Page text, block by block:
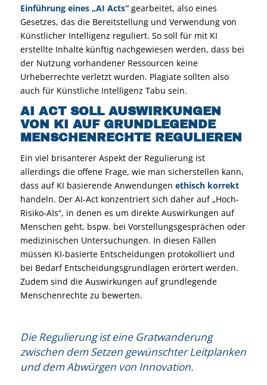
Einführung eines „AI Acts“gearbeitet, also eines
Gesetzes, das die Bereitstellung und Verwendung von
Künstlicher Intelligenz reguliert. So soll für mit KI
erstellte Inhalte künftig nachgewiesen werden, dass bei
der Nutzung vorhandener Ressourcen keine
Urheberrechte verletzt wurden. Plagiate sollten also
auch für Künstliche Intelligenz Tabu sein.
AI ACT SOLL AUSWIRKUNGEN
VON KI AUF GRUNDLEGENDE
MENSCHENRECHTE REGULIEREN
Ein viel brisanterer Aspekt der Regulierung ist
allerdings die offene Frage, wie man sicherstellen kann,
dass auf KI basierende Anwendungen ethisch korrekt
handeln. Der AI-Act konzentriert sich daher auf „Hoch-
Risiko-AIs“, in denen es um direkte Auswirkungen auf
Menschen geht, bspw. bei Vorstellungsgesprächen oder
medizinischen Untersuchungen. In diesen Fällen
müssen KI-basierte Entscheidungen protokolliert und
bei Bedarf Entscheidungsgrundlagen erörtert werden.
Zudem sind die Auswirkungen auf grundlegende
Menschenrechte zu bewerten.
Die Regulierung ist eine Gratwanderung
zwischen dem Setzen gewünschter Leitplanken
und dem Abwürgen von Innovation.